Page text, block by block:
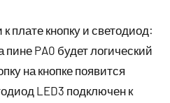
плате кнопку и светодиод:
пине PA0 будет логический
на кнопке появится
LED3 подключен к